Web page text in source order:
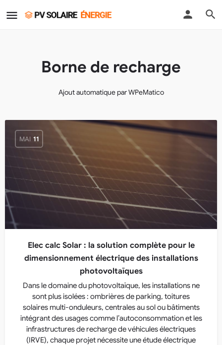
Borne de recharge
Ajout automatique par WPeMatico
MAI 11
Elec calc Solar : la solution complète pour le
dimensionnement électrique des installations
photovoltaïques
Dans le domaine du photovoltaïque, les installations ne
sont plus isolées : ombrières de parking, toitures
solaires multi-onduleurs, centrales au sol ou bâtiments
intégrant des usages comme l’autoconsommation et les
infrastructures de recharge de véhicules électriques
(IRVE), chaque projet nécessite une étude électrique